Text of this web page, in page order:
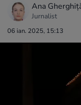
Ana
Jurnalist
06 ian. 2025, 15:13